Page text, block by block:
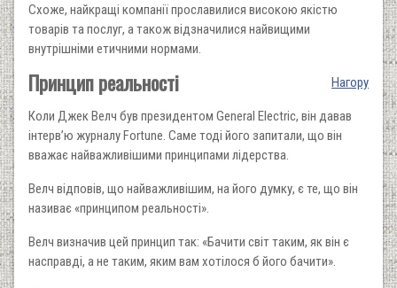
Схоже, найкращі компанії прослави­лися високою якістю
товарів та послуг, а також відзначилися найвищими
внутрішніми етичними нормами.
Нагору
Принцип реальності
Коли Джек Велч був президентом General Electric, він давав
інтерв’ю журналу Fortune. Саме тоді його запитали, що він
вважає найважливішими принципами лідерства.
Велч відповів, що найважливішим, на його думку, є те, що він
називає «прин­ципом реальності».
Велч визначив цей принцип так: «Бачити світ таким, як він є
насправді, а не таким, яким вам хотілося б його бачити».